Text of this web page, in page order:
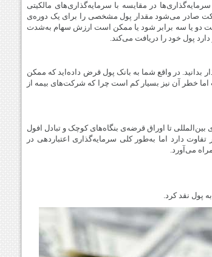
در مقایسه با سرمایه‌گذاری‌های مالکیتی
صادر می‌شود مقدار پول مشخصی را برای یک دوره‌ی
یا سه برابر شود یا ممکن است ارزش سهام به‌شدت
پول خود را دریافت می‌کند.
بدانید. در واقع شما به بانک پول قرض داده‌اید که ممکن
خطر آن نیز بسیار کم است چرا که شرکت‌های بیمه از
بین‌المللی تا اوراق قرضه‌ی بنگاه‌های کوچک و تبادل افول
دارد اما به‌طور کلی سرمایه‌گذاری اعتباردهی در
می‌آورد.
پول نقد کرد.